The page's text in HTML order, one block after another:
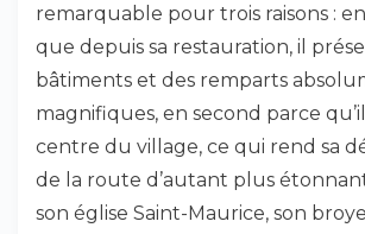
remarquable pour trois raisons :
que depuis sa restauration, il
bâtiments et des remparts
magnifiques, en second parce
centre du village, ce qui rend sa
de la route d’autant plus
son église Saint-Maurice, son